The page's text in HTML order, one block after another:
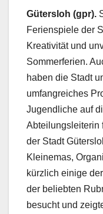
Gütersloh (gpr).
Ferienspiele der
Kreativität und
Sommerferien.
haben die Stadt
umfangreiches
Jugendliche auf
Abteilungsleiterin
der Stadt
Kleinemas,
kürzlich einige
der beliebten
besucht und